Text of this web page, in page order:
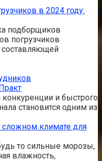
в 2024 году:
подборщиков
погрузчиков
составляющей
и быстрого
становится одним из
климате для
то сильные морозы,
влажность,